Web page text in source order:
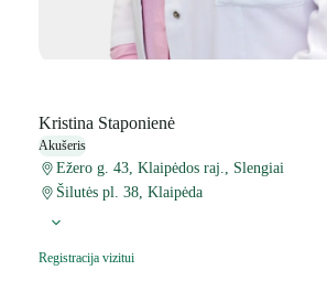
Kristina Staponienė
Akušeris
Ežero g. 43, Klaipėdos raj., Slengiai
Šilutės pl. 38, Klaipėda
Registracija vizitui